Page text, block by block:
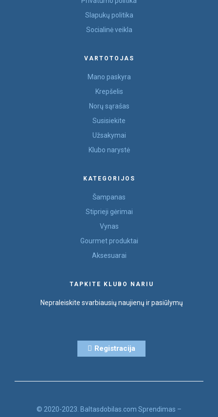
Slapukų politika
Socialinė veikla
VARTOTOJAS
Mano paskyra
Krepšelis
Norų sąrašas
Susisiekite
Užsakymai
Klubo narystė
KATEGORIJOS
Šampanas
Stiprieji gėrimai
Vynas
Gourmet produktai
Aksesuarai
TAPKITE KLUBO NARIU
Nepraleiskite svarbiausių naujienų ir pasiūlymų
Registracija
© 2020-2023. Baltasdobilas.com Sprendimas –